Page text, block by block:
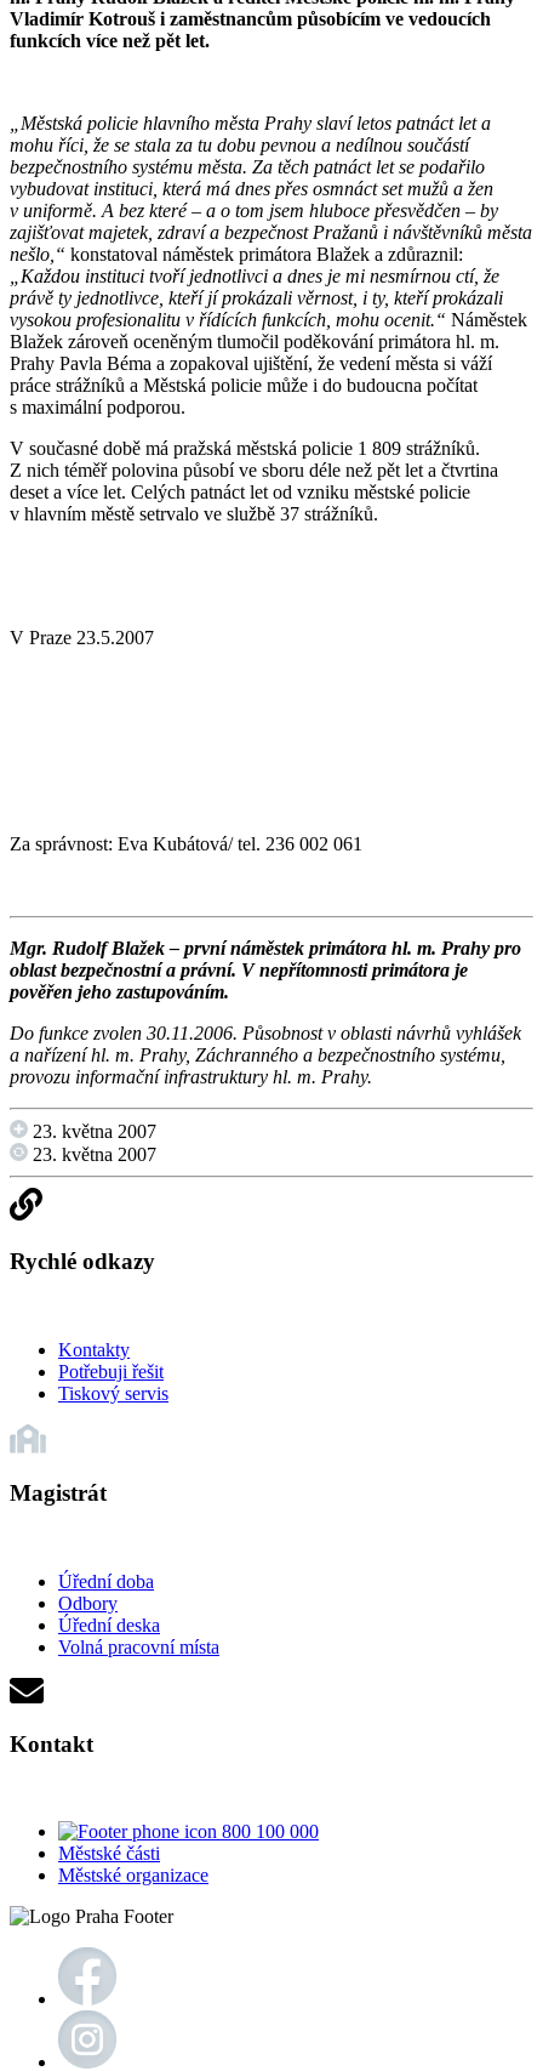
Vladimír Kotrouš i zaměstnancům působícím ve vedoucích
funkcích více než pět let.
„Městská policie hlavního města Prahy slaví letos patnáct let a
mohu říci, že se stala za tu dobu pevnou a nedílnou součástí
bezpečnostního systému města. Za těch patnáct let se podařilo
vybudovat instituci, která má dnes přes osmnáct set mužů a žen
v uniformě. A bez které – a o tom jsem hluboce přesvědčen – by
zajišťovat majetek, zdraví a bezpečnost Pražanů i návštěvníků města
nešlo,“ konstatoval náměstek primátora Blažek a zdůraznil:
„Každou instituci tvoří jednotlivci a dnes je mi nesmírnou ctí, že
právě ty jednotlivce, kteří jí prokázali věrnost, i ty, kteří prokázali
vysokou profesionalitu v řídících funkcích, mohu ocenit.“ Náměstek
Blažek zároveň oceněným tlumočil poděkování primátora hl. m.
Prahy Pavla Béma a zopakoval ujištění, že vedení města si váží
práce strážníků a Městská policie může i do budoucna počítat
s maximální podporou.
V současné době má pražská městská policie 1 809 strážníků.
Z nich téměř polovina působí ve sboru déle než pět let a čtvrtina
deset a více let. Celých patnáct let od vzniku městské policie
v hlavním městě setrvalo ve službě 37 strážníků.
V Praze 23.5.2007
Za správnost: Eva Kubátová/ tel. 236 002 061
Mgr. Rudolf Blažek – první náměstek primátora hl. m. Prahy pro
oblast bezpečnostní a právní. V nepřítomnosti primátora je
pověřen jeho zastupováním.
Do funkce zvolen 30.11.2006. Působnost v oblasti návrhů vyhlášek
a nařízení hl. m. Prahy, Záchranného a bezpečnostního systému,
provozu informační infrastruktury hl. m. Prahy.
23. května 2007
23. května 2007
Rychlé odkazy
Kontakty
Potřebuji řešit
Tiskový servis
Magistrát
Úřední doba
Odbory
Úřední deska
Volná pracovní místa
Kontakt
800 100 000
Městské části
Městské organizace